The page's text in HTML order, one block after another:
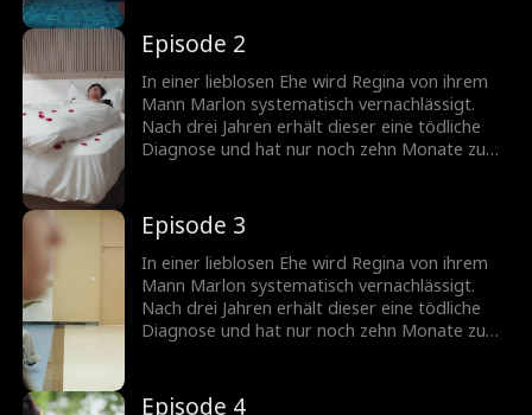
Doch gerade als sie glaubt, das Spiel
gewonnen zu haben, präsentiert Regina eine
Überraschung: einen Erben aus einer
schicksalhaften Nacht mit Marlons Bruder
Jared. Während Regina ihren Platz in der
Stanton-Familie zurückerobern will, öffnet
Episode 2
In einer lieblosen Ehe wird Regina von ihrem
Mann Marlon systematisch vernachlässigt.
Nach drei Jahren erhält dieser eine tödliche
Diagnose und hat nur noch zehn Monate zu
Doch gerade als sie glaubt, das Spiel
gewonnen zu haben, präsentiert Regina eine
Überraschung: einen Erben aus einer
schicksalhaften Nacht mit Marlons Bruder
Jared. Während Regina ihren Platz in der
Stanton-Familie zurückerobern will, öffnet
Episode 3
In einer lieblosen Ehe wird Regina von ihrem
Mann Marlon systematisch vernachlässigt.
Nach drei Jahren erhält dieser eine tödliche
Diagnose und hat nur noch zehn Monate zu
Doch gerade als sie glaubt, das Spiel
Episode 4